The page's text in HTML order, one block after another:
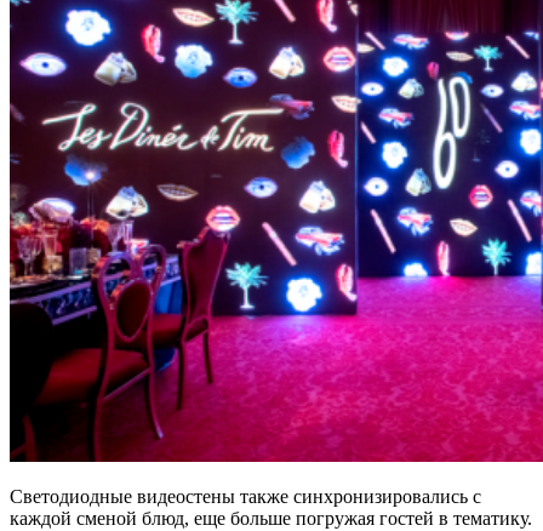
Светодиодные видеостены также синхронизировались с
каждой сменой блюд, еще больше погружая гостей в тематику.